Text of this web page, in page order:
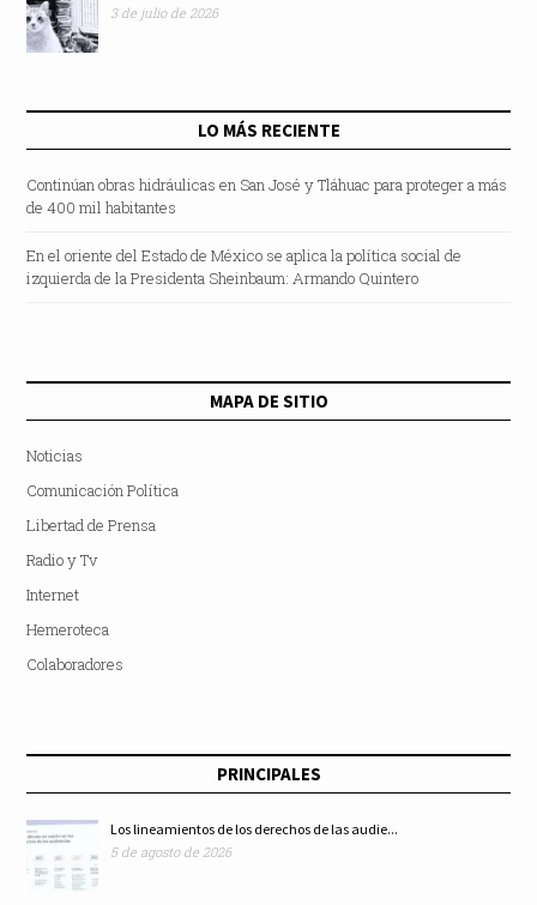
3 de julio de 2026
LO MÁS RECIENTE
Continúan obras hidráulicas en San José y Tláhuac para proteger a más
de 400 mil habitantes
En el oriente del Estado de México se aplica la política social de
izquierda de la Presidenta Sheinbaum: Armando Quintero
MAPA DE SITIO
Noticias
Comunicación Política
Libertad de Prensa
Radio y Tv
Internet
Hemeroteca
Colaboradores
PRINCIPALES
Los lineamientos de los derechos de las audie...
5 de agosto de 2026